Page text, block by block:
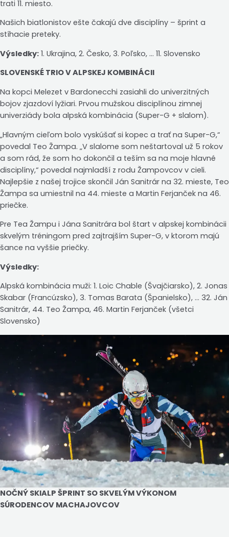
trati 11. miesto.
Našich biatlonistov ešte čakajú dve disciplíny – šprint a
stíhacie preteky.
Výsledky: 1. Ukrajina, 2. Česko, 3. Poľsko, … 11. Slovensko
SLOVENSKÉ TRIO V ALPSKEJ KOMBINÁCII
Na kopci Melezet v Bardonecchi zasiahli do univerzitných
bojov zjazdoví lyžiari. Prvou mužskou disciplínou zimnej
univerziády bola alpská kombinácia (Super-G + slalom).
„Hlavným cieľom bolo vyskúšať si kopec a trať na Super-G,“
povedal Teo Žampa. „V slalome som neštartoval už 5 rokov
a som rád, že som ho dokončil a teším sa na moje hlavné
disciplíny,“ povedal najmladší z rodu Žampovcov v cieli.
Najlepšie z našej trojice skončil Ján Sanitrár na 32. mieste, Teo
Žampa sa umiestnil na 44. mieste a Martin Ferjanček na 46.
priečke.
Pre Tea Žampu i Jána Sanitrára bol štart v alpskej kombinácii
skvelým tréningom pred zajtrajším Super-G, v ktorom majú
šance na vyššie priečky.
Výsledky:
Alpská kombinácia muži: 1. Loic Chable (Švajčiarsko), 2. Jonas
Skabar (Francúzsko), 3. Tomas Barata (Španielsko), … 32. Ján
Sanitrár, 44. Teo Žampa, 46. Martin Ferjanček (všetci
Slovensko)
NOČNÝ SKIALP ŠPRINT SO SKVELÝM VÝKONOM
SÚRODENCOV MACHAJOVCOV